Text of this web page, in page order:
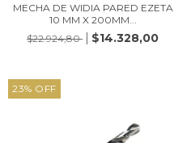
MECHA DE WIDIA PARED EZETA
10 MM X 200MM...
$22.924,80
$14.328,00
23% OFF